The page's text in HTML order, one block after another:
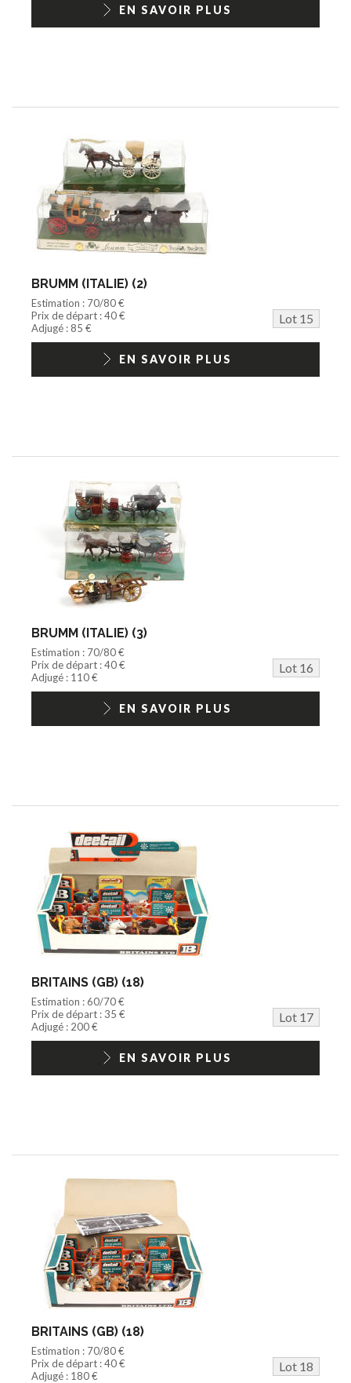
EN SAVOIR PLUS
BRUMM (ITALIE) (2)
Estimation : 70/80 €
Prix de départ : 40 €
Lot 15
Adjugé : 85 €
EN SAVOIR PLUS
BRUMM (ITALIE) (3)
Estimation : 70/80 €
Prix de départ : 40 €
Lot 16
Adjugé : 110 €
EN SAVOIR PLUS
BRITAINS (GB) (18)
Estimation : 60/70 €
Prix de départ : 35 €
Lot 17
Adjugé : 200 €
EN SAVOIR PLUS
BRITAINS (GB) (18)
Estimation : 70/80 €
Prix de départ : 40 €
Lot 18
Adjugé : 180 €